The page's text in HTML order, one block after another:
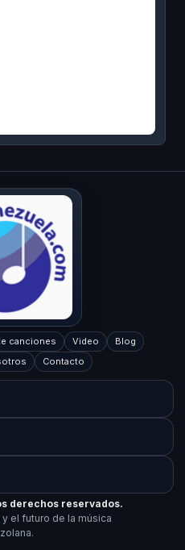
canciones Video
Blog
Contacto
derechos reservados.
el futuro de la música